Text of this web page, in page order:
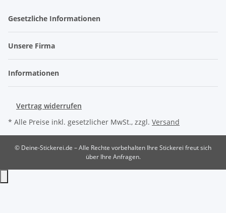
Gesetzliche Informationen
Unsere Firma
Informationen
Vertrag widerrufen
* Alle Preise inkl. gesetzlicher MwSt., zzgl. Versand
© Deine-Stickerei.de – Alle Rechte vorbehalten Ihre Stickerei freut sich
über Ihre Anfragen.